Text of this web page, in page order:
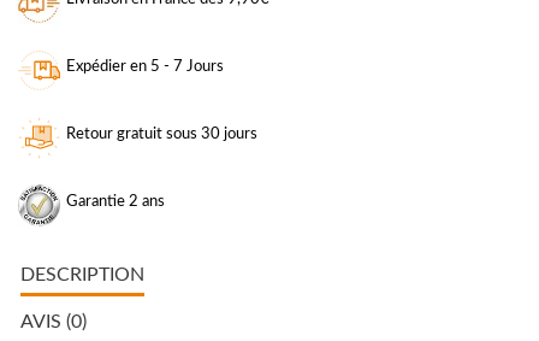
Expédier en 5 - 7 Jours
Retour gratuit sous 30 jours
Garantie 2 ans
DESCRIPTION
AVIS (0)